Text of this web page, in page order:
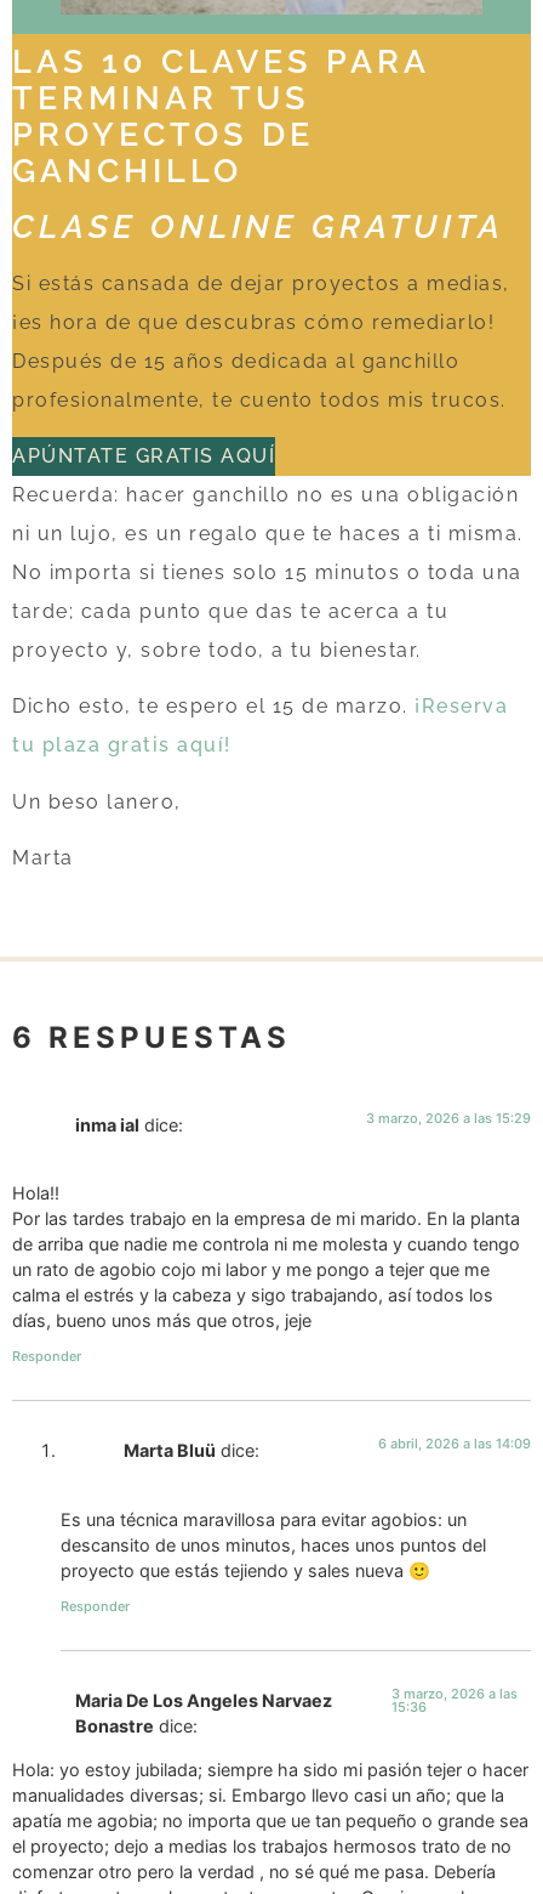
LAS 10 CLAVES PARA
TERMINAR TUS
PROYECTOS DE
GANCHILLO
CLASE ONLINE GRATUITA
Si estás cansada de dejar proyectos a medias,
¡es hora de que descubras cómo remediarlo!
Después de 15 años dedicada al ganchillo
profesionalmente, te cuento todos mis trucos.
APÚNTATE GRATIS AQUÍ
Recuerda: hacer ganchillo no es una obligación
ni un lujo, es un regalo que te haces a ti misma.
No importa si tienes solo 15 minutos o toda una
tarde; cada punto que das te acerca a tu
proyecto y, sobre todo, a tu bienestar.
Dicho esto, te espero el 15 de marzo. ¡Reserva
tu plaza gratis aquí!
Un beso lanero,
Marta
6 RESPUESTAS
inma ial dice: 3 marzo, 2026 a las 15:29
Hola!!
Por las tardes trabajo en la empresa de mi marido. En la planta
de arriba que nadie me controla ni me molesta y cuando tengo
un rato de agobio cojo mi labor y me pongo a tejer que me
calma el estrés y la cabeza y sigo trabajando, así todos los
días, bueno unos más que otros, jeje
Responder
Marta Bluü dice: 6 abril, 2026 a las 14:09
Es una técnica maravillosa para evitar agobios: un
descansito de unos minutos, haces unos puntos del
proyecto que estás tejiendo y sales nueva 🙂
Responder
Maria De Los Angeles Narvaez
Bonastre dice:
3 marzo, 2026 a las
15:36
Hola: yo estoy jubilada; siempre ha sido mi pasión tejer o hacer
manualidades diversas; si. Embargo llevo casi un año; que la
apatía me agobia; no importa que ue tan pequeño o grande sea
el proyecto; dejo a medias los trabajos hermosos trato de no
comenzar otro pero la verdad , no sé qué me pasa. Debería